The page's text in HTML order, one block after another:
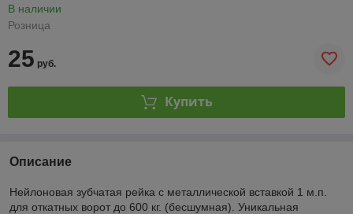
В наличии
Розница
25 руб.
Купить
Описание
Нейлоновая зубчатая рейка с металлической вставкой 1 м.п.
для откатных ворот до 600 кг. (бесшумная). Уникальная